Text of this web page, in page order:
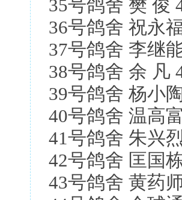
35号鸽舍 樊 俊
36号鸽舍 祝永
37号鸽舍 李继
38号鸽舍 余 凡
39号鸽舍 杨小
40号鸽舍 温高
41号鸽舍 朱兴
42号鸽舍 匡国
43号鸽舍 黄药